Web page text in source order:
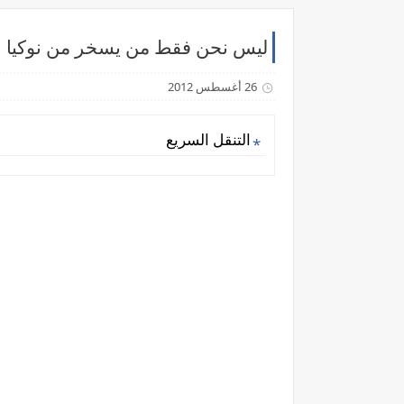
ليس نحن فقط من يسخر من نوكيا
26 أغسطس 2012
التنقل السريع